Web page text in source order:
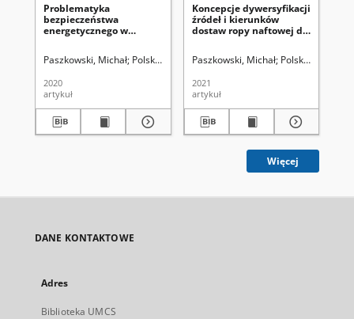
Problematyka
bezpieczeństwa
energetycznego w
Komorowskiego na urząd
2015 roku
Paszkowski, Michał Polska Akademia Nauk. Oddział w Lublinie
2020
artykuł
Koncepcje dywersyfikacji
źródeł i kierunków
dostaw ropy naftowej do
Lewicy Demokratycznej
Paszkowski, Michał Polska
2021
artykuł
Więcej
DANE KONTAKTOWE
Adres
Biblioteka UMCS